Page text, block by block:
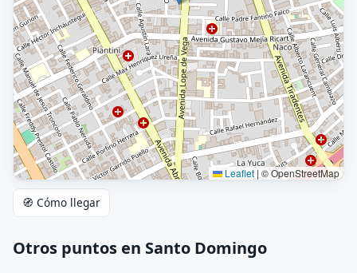
Leaflet |© OpenStreetMap
🧭 Cómo llegar
Otros puntos en Santo Domingo